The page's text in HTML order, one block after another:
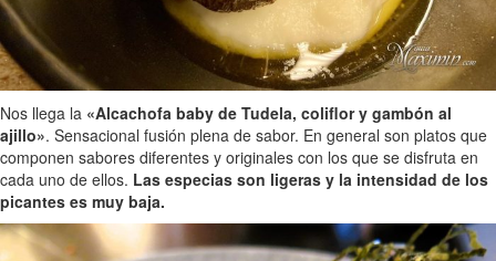
Nos llega la «Alcachofa baby de Tudela, coliflor y gambón al
ajillo». Sensacional fusión plena de sabor. En general son platos que
componen sabores diferentes y originales con los que se disfruta en
cada uno de ellos. Las especias son ligeras y la intensidad de los
picantes es muy baja.